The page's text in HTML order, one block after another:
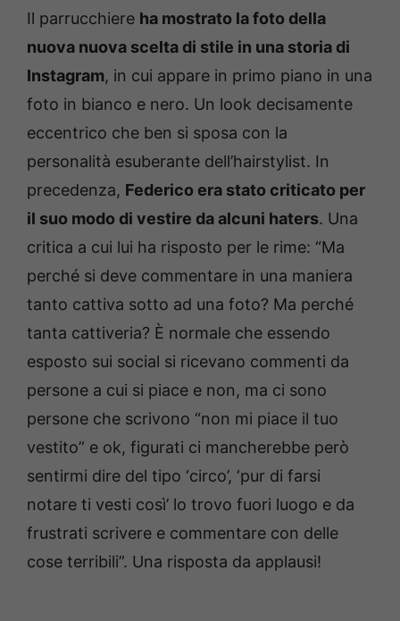
Il parrucchiere ha mostrato la foto della
nuova nuova scelta di stile in una storia di
Instagram, in cui appare in primo piano in una
foto in bianco e nero. Un look decisamente
eccentrico che ben si sposa con la
personalità esuberante dell’hairstylist. In
precedenza, Federico era stato criticato per
il suo modo di vestire da alcuni haters. Una
critica a cui lui ha risposto per le rime: “Ma
perché si deve commentare in una maniera
tanto cattiva sotto ad una foto? Ma perché
tanta cattiveria? È normale che essendo
esposto sui social si ricevano commenti da
persone a cui si piace e non, ma ci sono
persone che scrivono “non mi piace il tuo
vestito” e ok, figurati ci mancherebbe però
sentirmi dire del tipo ‘circo’, ‘pur di farsi
notare ti vesti così’ lo trovo fuori luogo e da
frustrati scrivere e commentare con delle
cose terribili”. Una risposta da applausi!